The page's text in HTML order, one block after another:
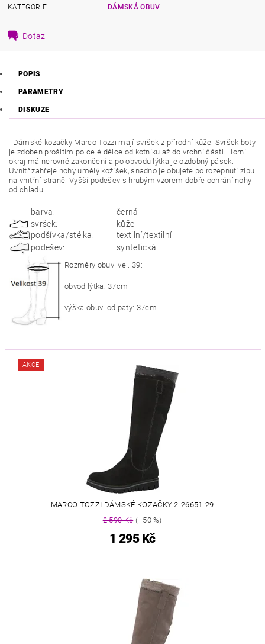
KATEGORIE
DÁMSKÁ OBUV
Dotaz
POPIS
PARAMETRY
DISKUZE
Dámské kozačky Marco Tozzi mají svršek z přírodní kůže. Svršek boty
je zdoben prošitím po celé délce od kotníku až do vrchní části. Horní
okraj má nerovné zakončení a po obvodu lýtka je ozdobný pásek.
Uvnitř zahřeje nohy umělý kožíšek, snadno je obujete po rozepnutí zipu
na vnitřní straně. Vyšší podešev s hrubým vzorem dobře ochrání nohy
od chladu.
barva:
černá
svršek:
kůže
podšívka/stélka:
textilní/textilní
podešev:
syntetická
Rozměry obuvi vel. 39:
obvod lýtka: 37cm
výška obuvi od paty: 37cm
AKCE
MARCO TOZZI DÁMSKÉ KOZAČKY 2-26651-29
2 590 Kč(–50 %)
1 295 Kč